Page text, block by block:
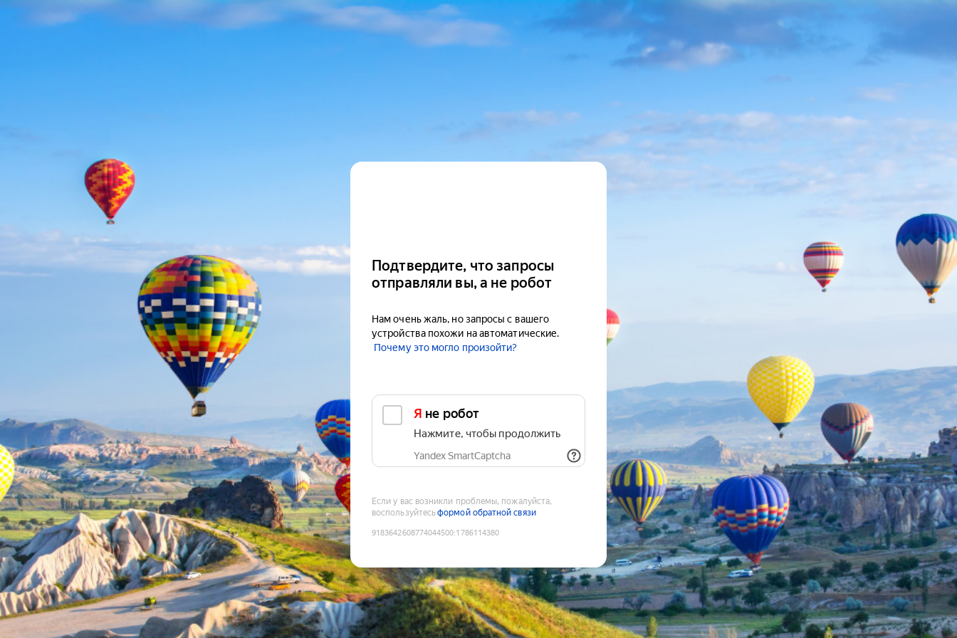
Подтвердите, что запросы
отправляли вы, а не робот
Нам очень жаль, но запросы с вашего
устройства похожи на автоматические.
Почему это могло произойти?
Я не робот
Нажмите, чтобы продолжить
Yandex SmartCaptcha
Если у вас возникли проблемы, пожалуйста,
воспользуйтесьформой обратной связи
9183642608774044500:1786114380